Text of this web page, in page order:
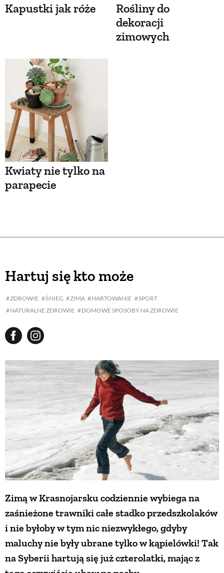
Kapustki jak róże
Rośliny do
dekoracji
zimowych
Kwiaty nie tylko na
parapecie
Hartuj się kto może
ZDROWIE ŚNIEG ZIMA HARTOWANIE
SPORT
NATURALNE ZDROWIE
DOMOWE SPOSOBY NA ZDROWIE
Zimą w Krasnojarsku codziennie wybiega na
zaśnieżone trawniki całe stadko przedszkolaków
i nie byłoby w tym nic niezwykłego, gdyby
maluchy nie były ubrane tylko w kąpielówki! Tak
na Syberii hartują się już czterolatki, mając z